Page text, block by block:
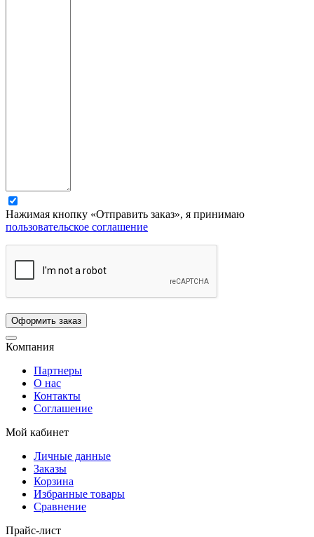
Нажимая кнопку «Отправить заказ», я принимаю
пользовательское соглашение
Компания
Партнеры
О нас
Контакты
Соглашение
Мой кабинет
Личные данные
Заказы
Корзина
Избранные товары
Сравнение
Прайс-лист